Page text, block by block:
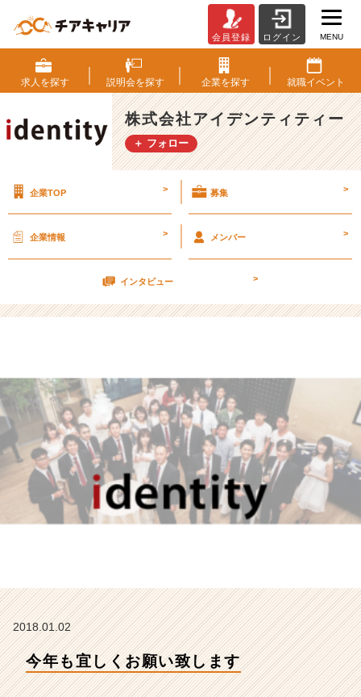
年
も
宜
し
く
お
し
【株
式
社
ン
テ
ィ
テ
ィ
ー
の
タ
イ
ン】
チ
ャ
会員登録 ログイン MENU
求人を探す 説明会を探す 企業を探す 就職イベント
株式会社アイデンティティー
＋ フォロー
企業TOP > 募集 >
企業情報 > メンバー >
インタビュー >
2018.01.02
今年も宜しくお願い致します